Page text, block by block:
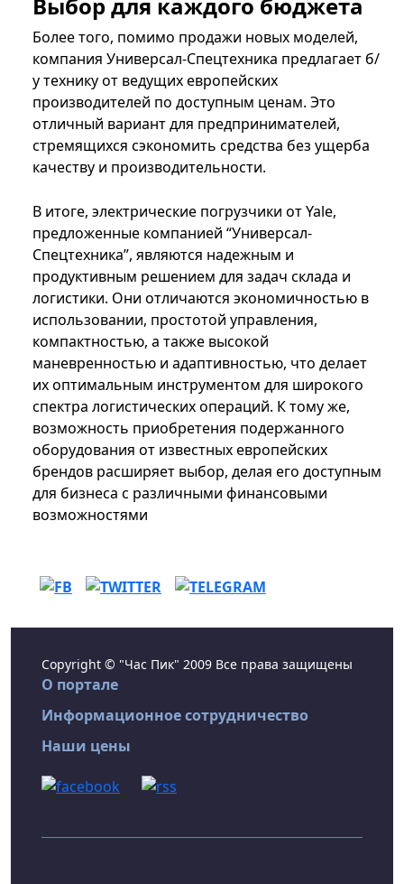
Более того, помимо продажи новых моделей,
компания Универсал-Спецтехника предлагает б/
у технику от ведущих европейских
производителей по доступным ценам. Это
отличный вариант для предпринимателей,
стремящихся сэкономить средства без ущерба
качеству и производительности.
В итоге, электрические погрузчики от Yale,
предложенные компанией “Универсал-
Спецтехника”, являются надежным и
продуктивным решением для задач склада и
логистики. Они отличаются экономичностью в
использовании, простотой управления,
компактностью, а также высокой
маневренностью и адаптивностью, что делает
их оптимальным инструментом для широкого
спектра логистических операций. К тому же,
возможность приобретения подержанного
оборудования от известных европейских
брендов расширяет выбор, делая его доступным
для бизнеса с различными финансовыми
возможностями
Copyright © "Час Пик" 2009 Все права защищены
О портале
Информационное сотрудничество
Наши цены